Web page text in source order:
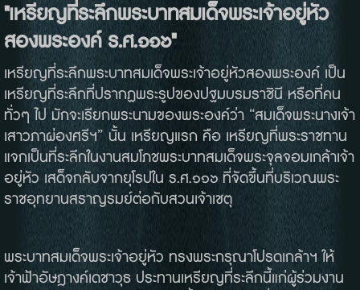
"เหรียญที่ระลึกพระบาทสมเด็จพระเจ้าอยู่หัว
สองพระองค์ ร.ศ.๑๑๖"
เหรียญที่ระลึกพระบาทสมเด็จพระเจ้าอยู่หัวสองพระองค์ เป็น
เหรียญที่ระลึกที่ปรากฏพระรูปของปฐมบรมราชินี หรือที่คน
ทั่วๆ ไป มักจะเรียกพระนามของพระองค์ว่า “สมเด็จพระนางเจ้า
เสาวภาผ่องศรีฯ” นั้น เหรียญแรก คือ เหรียญที่พระราชทาน
แจกเป็นที่ระลึกในงานสมโภชพระบาทสมเด็จพระจุลจอมเกล้าเจ้า
อยู่หัว เสด็จกลับจากยุโรปใน ร.ศ.๑๑๖ ที่จัดขึ้นที่บริเวณพระ
ราชอุทยานสราญรมย์ต่อกับสวนเจ้าเชตุ
พระบาทสมเด็จพระเจ้าอยู่หัว ทรงพระกรุณาโปรดเกล้าฯ ให้
เจ้าฟ้าอัษฎางค์เดชาวุธ ประทานเหรียญที่ระลึกนี้แก่ผู้ร่วมงาน